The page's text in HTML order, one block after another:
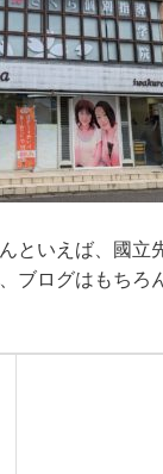
といえば、國立
ブログはもちろ